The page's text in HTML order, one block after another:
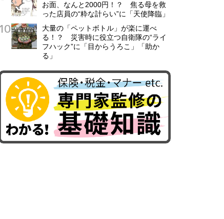
お面、なんと2000円！？ 焦る母を救
った店員の“粋な計らい”に「天使降臨」
大量の「ペットボトル」が楽に運べ
る！？ 災害時に役立つ自衛隊の“ライ
フハック”に「目からうろこ」「助か
る」